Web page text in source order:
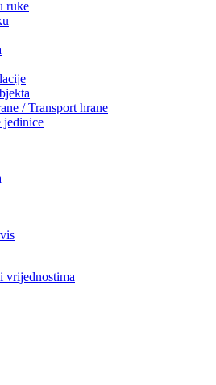
ruke
/ Transport hrane
jedinice
vrijednostima